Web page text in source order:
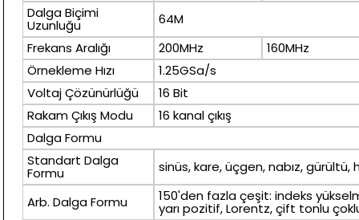
Dalga Biçimi
Uzunluğu
64M
Frekans Aralığı
200MHz
160MHz
Örnekleme Hızı
1.25GSa/s
Voltaj Çözünürlüğü
16 Bit
Rakam Çıkış Modu
16 kanal çıkış
Dalga Formu
Standart Dalga
Formu sinüs, kare, üçgen, nabız, gürültü,
Arb. Dalga Formu 150'den fazla çeşit: indeks
yarı pozitif, Lorentz, çift tonlu